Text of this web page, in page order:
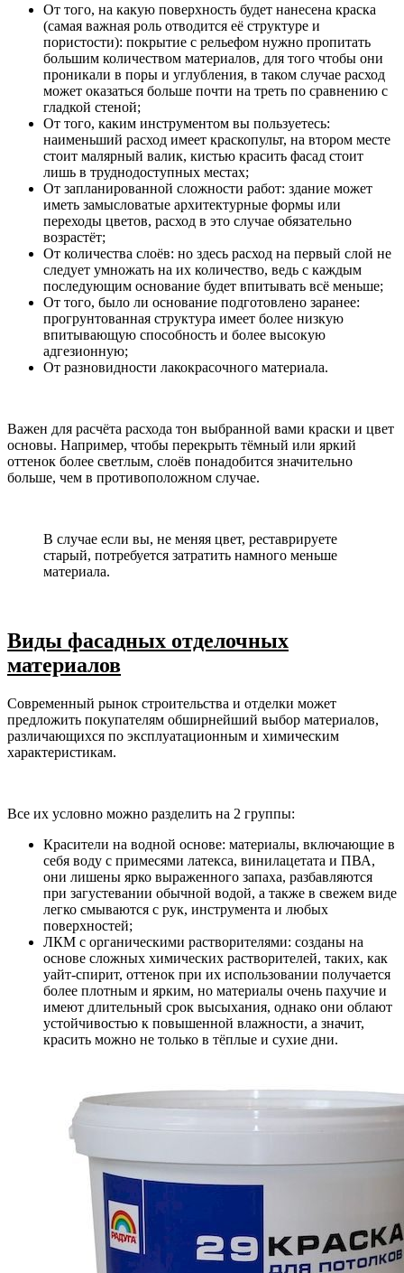
От того, на какую поверхность будет нанесена краска
(самая важная роль отводится её структуре и
пористости): покрытие с рельефом нужно пропитать
большим количеством материалов, для того чтобы они
проникали в поры и углубления, в таком случае расход
может оказаться больше почти на треть по сравнению с
гладкой стеной;
От того, каким инструментом вы пользуетесь:
наименьший расход имеет краскопульт, на втором месте
стоит малярный валик, кистью красить фасад стоит
лишь в труднодоступных местах;
От запланированной сложности работ: здание может
иметь замысловатые архитектурные формы или
переходы цветов, расход в это случае обязательно
возрастёт;
От количества слоёв: но здесь расход на первый слой не
следует умножать на их количество, ведь с каждым
последующим основание будет впитывать всё меньше;
От того, было ли основание подготовлено заранее:
прогрунтованная структура имеет более низкую
впитывающую способность и более высокую
адгезионную;
От разновидности лакокрасочного материала.
Важен для расчёта расхода тон выбранной вами краски и цвет
основы. Например, чтобы перекрыть тёмный или яркий
оттенок более светлым, слоёв понадобится значительно
больше, чем в противоположном случае.
В случае если вы, не меняя цвет, реставрируете
старый, потребуется затратить намного меньше
материала.
Виды фасадных отделочных
материалов
Современный рынок строительства и отделки может
предложить покупателям обширнейший выбор материалов,
различающихся по эксплуатационным и химическим
характеристикам.
Все их условно можно разделить на 2 группы:
Красители на водной основе: материалы, включающие в
себя воду с примесями латекса, винилацетата и ПВА,
они лишены ярко выраженного запаха, разбавляются
при загустевании обычной водой, а также в свежем виде
легко смываются с рук, инструмента и любых
поверхностей;
ЛКМ с органическими растворителями: созданы на
основе сложных химических растворителей, таких, как
уайт-спирит, оттенок при их использовании получается
более плотным и ярким, но материалы очень пахучие и
имеют длительный срок высыхания, однако они облают
устойчивостью к повышенной влажности, а значит,
красить можно не только в тёплые и сухие дни.